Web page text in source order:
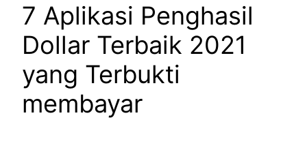
7 Aplikasi Penghasil
Dollar Terbaik 2021
yang Terbukti
membayar